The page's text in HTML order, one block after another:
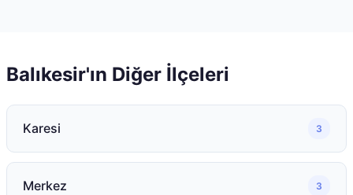
Balıkesir'ın Diğer İlçeleri
Karesi 3
Merkez 3